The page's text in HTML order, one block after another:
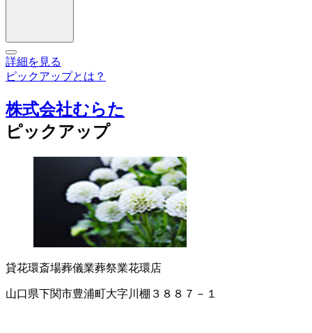
詳細を見る
ピックアップとは？
株式会社むらた
ピックアップ
貸花環斎場葬儀業葬祭業花環店
山口県下関市豊浦町大字川棚３８８７－１